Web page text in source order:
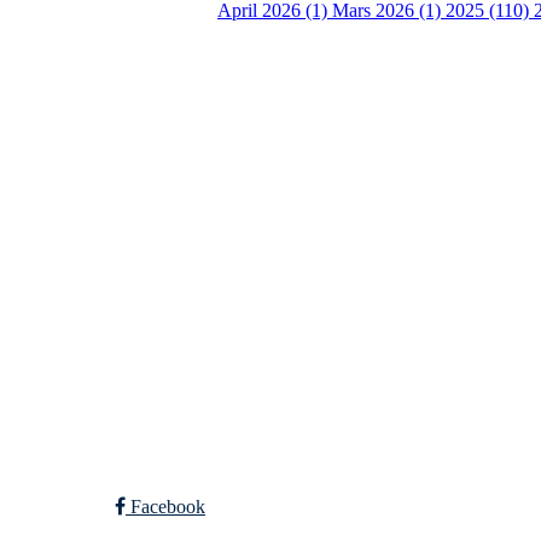
April 2026 (1) Mars 2026 (1) 2025 (110)
Facebook